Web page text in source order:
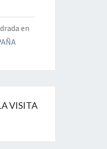
en
VISITA